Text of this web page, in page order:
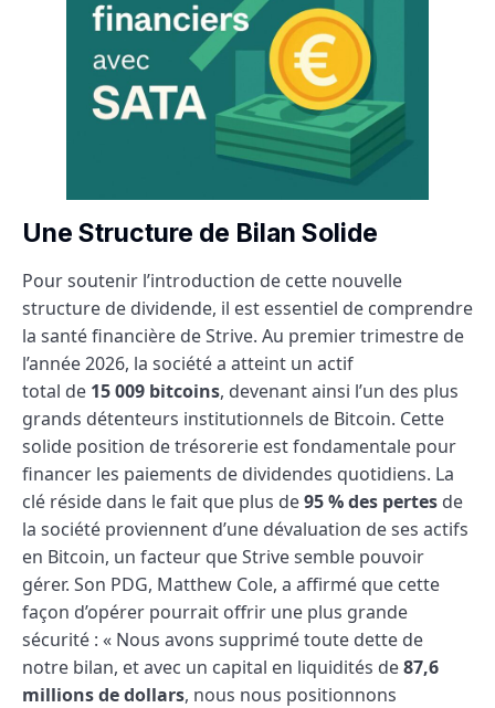
Une Structure de Bilan Solide
Pour soutenir l’introduction de cette nouvelle
structure de dividende, il est essentiel de comprendre
la santé financière de Strive. Au premier trimestre de
l’année 2026, la société a atteint un actif
total de 15 009 bitcoins, devenant ainsi l’un des plus
grands détenteurs institutionnels de Bitcoin. Cette
solide position de trésorerie est fondamentale pour
financer les paiements de dividendes quotidiens. La
clé réside dans le fait que plus de95 % des pertes de
la société proviennent d’une dévaluation de ses actifs
en Bitcoin, un facteur que Strive semble pouvoir
gérer. Son PDG, Matthew Cole, a affirmé que cette
façon d’opérer pourrait offrir une plus grande
sécurité : « Nous avons supprimé toute dette de
notre bilan, et avec un capital en liquidités de87,6
millions de dollars, nous nous positionnons